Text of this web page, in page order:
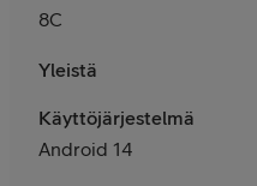
8C
Yleistä
Käyttöjärjestelmä
Android 14